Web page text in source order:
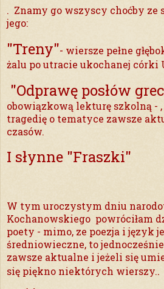
. Znamy go wszyscy choćby ze
jego:
"Treny"- wiersze pełne
żalu po utracie ukochanej córki
"Odprawę posłów
obowiązkową lekturę szkolną - ,
tragedię o tematyce zawsze
czasów.
I słynne "Fraszki"
W tym uroczystym dniu
Kochanowskiego powróciłam
poety - mimo, ze poezja i język
średniowieczne, to
zawsze aktualne i jeżeli się
się piękno niektórych wierszy..